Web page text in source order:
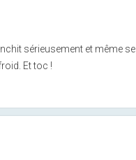
sérieusement et même se
Et toc !